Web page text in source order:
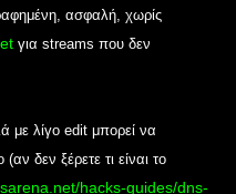
ασφαλή, χωρίς
για streams που δεν
με λίγο edit μπορεί να
δεν ξέρετε τι είναι το
hacks-guides/dns-